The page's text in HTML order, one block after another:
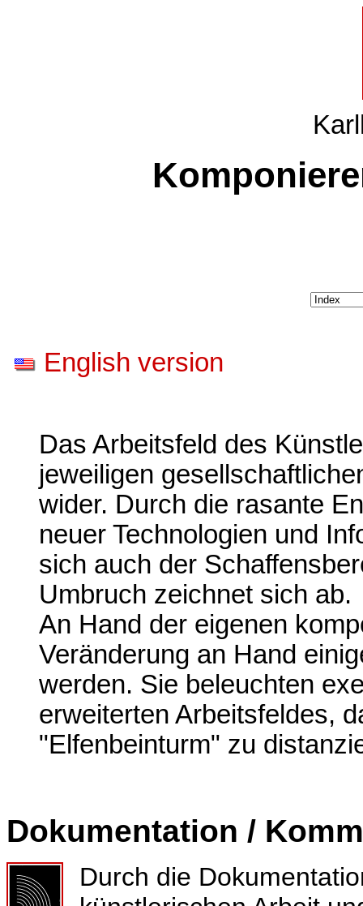
English version
Das Arbeitsfeld des
jeweiligen
wider. Durch die rasante
neuer Technologien und
sich auch der
Umbruch zeichnet sich ab.
An Hand der eigenen
Veränderung an Hand
werden. Sie beleuchten
erweiterten Arbeitsfeldes,
"Elfenbeinturm" zu
Dokumentation /
Durch die